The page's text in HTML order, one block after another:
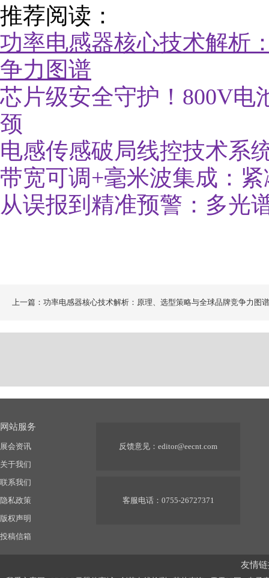
推荐阅读：
功率电感器核心技术解析
争力图谱
芯片级安全守护！800V电
颈
电感传感破局线控技术系
带宽可调+毫米波集成：
从误报到精准预警：多光
上一篇：功率电感器核心技术解析：原理、选型策略与全球品牌竞争力图谱
网站服务
展会资讯
关于我们
联系我们
隐私政策
版权声明
投稿信箱
反馈意见： editor@eecnt.com
客服电话：0755-26727371
友情